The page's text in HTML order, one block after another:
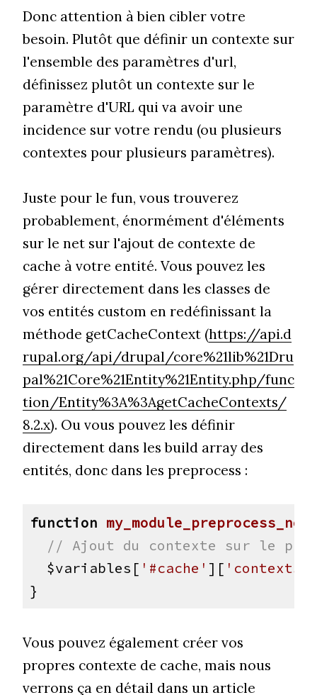
Donc attention à bien cibler votre
besoin. Plutôt que définir un contexte sur
l'ensemble des paramètres d'url,
définissez plutôt un contexte sur le
paramètre d'URL qui va avoir une
incidence sur votre rendu (ou plusieurs
contextes pour plusieurs paramètres).
Juste pour le fun, vous trouverez
probablement, énormément d'éléments
sur le net sur l'ajout de contexte de
cache à votre entité. Vous pouvez les
gérer directement dans les classes de
vos entités custom en redéfinissant la
méthode getCacheContext (https://api.d
rupal.org/api/drupal/core%21lib%21Dru
pal%21Core%21Entity%21Entity.php/func
tion/Entity%3A%3AgetCacheContexts/
8.2.x). Ou vous pouvez les définir
directement dans les build array des
entités, donc dans les preprocess :
function
// Ajout du contexte sur le
$variables [ '#cache' ][ 'contexts'
}
Vous pouvez également créer vos
propres contexte de cache, mais nous
verrons ça en détail dans un article